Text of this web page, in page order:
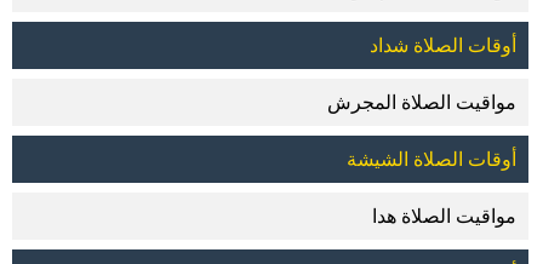
أوقات الصلاة شداد
مواقيت الصلاة المجرش
أوقات الصلاة الشيشة
مواقيت الصلاة هدا